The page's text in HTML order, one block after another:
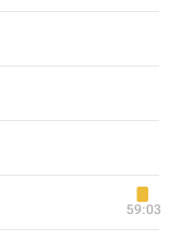
59:03